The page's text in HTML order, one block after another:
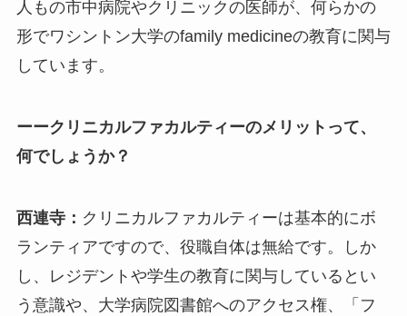
人もの市中病院やクリニックの医師が、何らかの
形でワシントン大学のfamily medicineの教育に関与
しています。
ーークリニカルファカルティーのメリットって、
何でしょうか？
西連寺： クリニカルファカルティーは基本的にボ
ランティアですので、役職自体は無給です。しか
し、レジデントや学生の教育に関与しているとい
う意識や、大学病院図書館へのアクセス権、「フ